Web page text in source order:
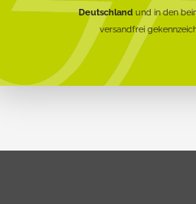
Deutschlandund in den
versandfrei